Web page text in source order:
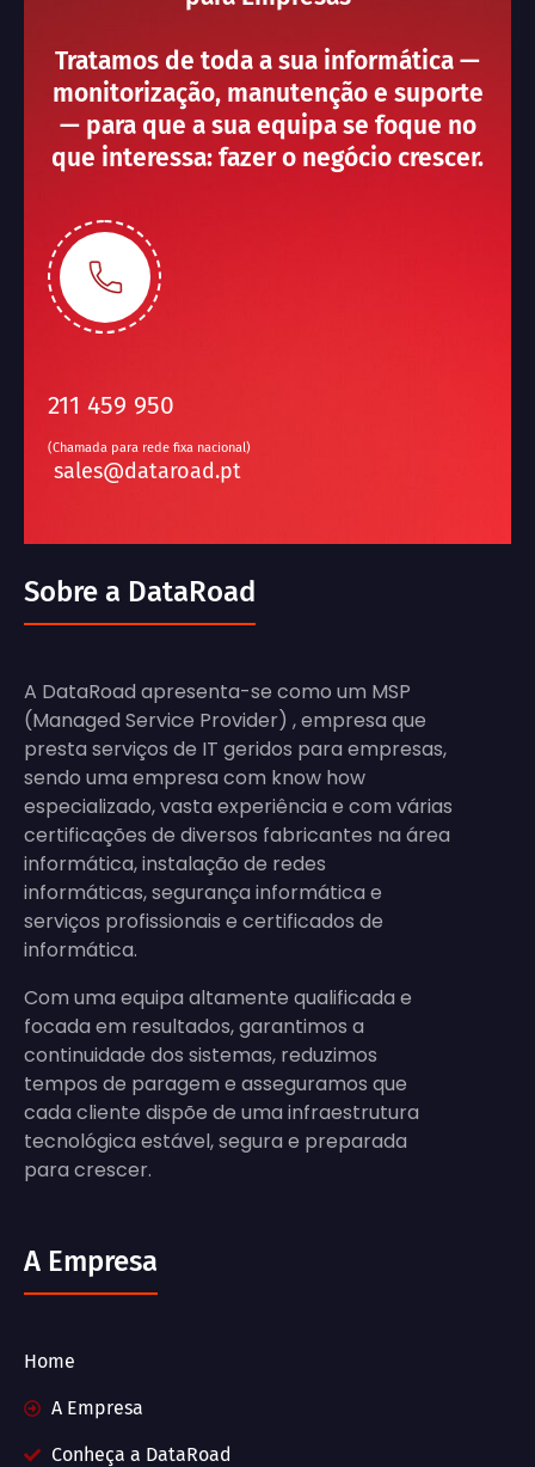
Tratamos de toda a sua informática —
monitorização, manutenção e suporte
— para que a sua equipa se foque no
que interessa: fazer o negócio crescer.
211 459 950
(Chamada para rede fixa nacional)
sales@dataroad.pt
Sobre a DataRoad
A DataRoad apresenta-se como um MSP
(Managed Service Provider) , empresa que
presta serviços de IT geridos para empresas,
sendo uma empresa com know how
especializado, vasta experiência e com várias
certificações de diversos fabricantes na área
informática, instalação de redes
informáticas, segurança informática e
serviços profissionais e certificados de
informática.
Com uma equipa altamente qualificada e
focada em resultados, garantimos a
continuidade dos sistemas, reduzimos
tempos de paragem e asseguramos que
cada cliente dispõe de uma infraestrutura
tecnológica estável, segura e preparada
para crescer.
A Empresa
Home
A Empresa
Conheça a DataRoad